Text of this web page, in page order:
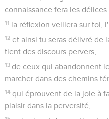
connaissance fera les délices
11 la réflexion veillera sur toi,
12 et ainsi tu seras délivré de
tient des discours pervers,
13 de ceux qui abandonnent
marcher dans des chemins
14 qui éprouvent de la joie à
plaisir dans la perversité,